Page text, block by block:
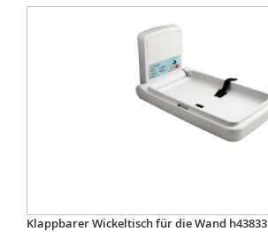
Klappbarer Wickeltisch für die Wand h43833